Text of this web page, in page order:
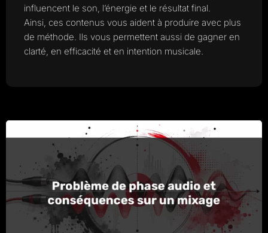
influencent le son, l’énergie et le résultat final.
Ainsi, ces contenus vous aident à produire avec plus
de méthode. Ils vous permettent aussi de gagner en
clarté, en efficacité et en intention musicale.